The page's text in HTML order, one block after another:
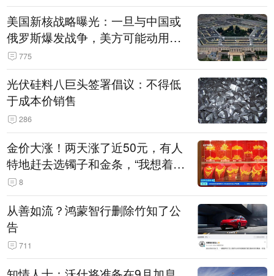
美国新核战略曝光：一旦与中国或
俄罗斯爆发战争，美方可能动用战
术核武器
775
光伏硅料八巨头签署倡议：不得低
于成本价销售
286
金价大涨！两天涨了近50元，有人
特地赶去选镯子和金条，“我想着买
起来可以保值，小批量进一些货”
8
从善如流？鸿蒙智行删除竹知了公
告
711